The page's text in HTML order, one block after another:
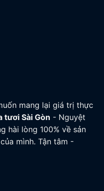
mang lại giá trị thực
tươiSài Gòn - Nguyệt
hài lòng 100% về sản
mình. Tận tâm -